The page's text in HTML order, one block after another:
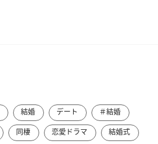
結婚 デート
＃結婚
同棲 恋愛ドラマ
結婚式